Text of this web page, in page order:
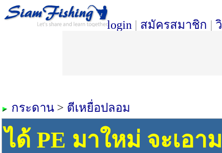
login | สมัครสมาชิก |
กระดาน > ตีเหยื่อปลอม
ได้ PE มาใหม่ จะเอา